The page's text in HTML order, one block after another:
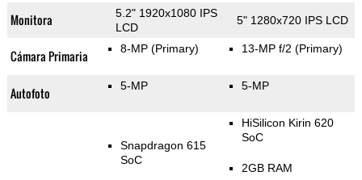
Monitora
5.2" 1920x1080 IPS
LCD
5" 1280x720 IPS LCD
Cámara Primaria 8-MP (Primary) 13-MP f/2 (Primary)
Autofoto 5-MP 5-MP
Snapdragon 615
SoC
HiSilicon Kirin 620
SoC
2GB RAM